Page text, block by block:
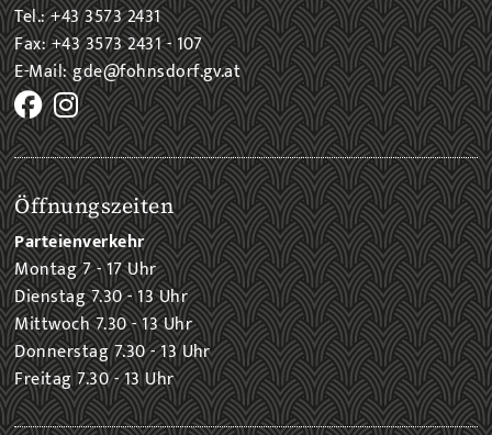
Tel.: +43 3573 2431
Fax: +43 3573 2431 - 107
E-Mail: gde@fohnsdorf.gv.at
Öffnungszeiten
Parteienverkehr
Montag 7 - 17 Uhr
Dienstag 7.30 - 13 Uhr
Mittwoch 7.30 - 13 Uhr
Donnerstag 7.30 - 13 Uhr
Freitag 7.30 - 13 Uhr